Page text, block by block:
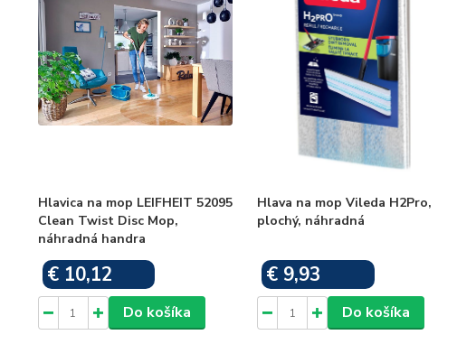
Hlavica na mop LEIFHEIT 52095
Clean Twist Disc Mop,
náhradná handra
€ 10,12
Do košíka
Hlava na mop Vileda H2Pro,
plochý, náhradná
€ 9,93
Do košíka